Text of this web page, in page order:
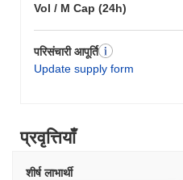
Vol / M Cap (24h)
परिसंचारी आपूर्ति
Update supply form
प्रवृत्तियाँ
शीर्ष लाभार्थी